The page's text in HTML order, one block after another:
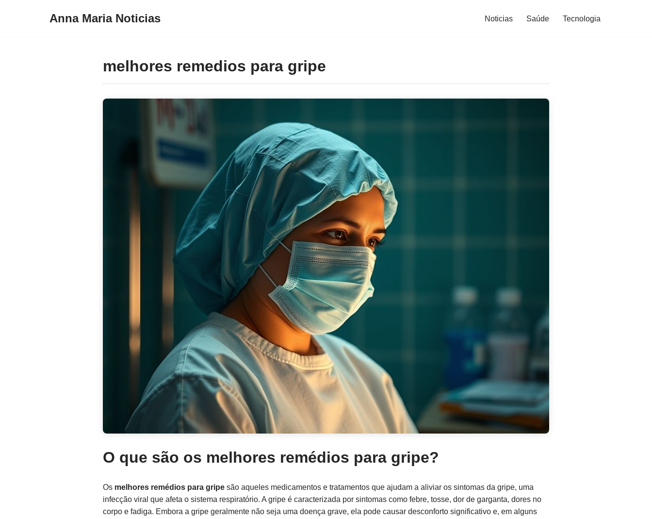
Anna Maria Noticias Noticias Saúde Tecnologia
melhores remedios para gripe
O que são os melhores remédios para gripe?
Os melhores remédios para gripe são aqueles medicamentos e tratamentos que ajudam a aliviar os sintomas da gripe, uma
infecção viral que afeta o sistema respiratório. A gripe é caracterizada por sintomas como febre, tosse, dor de garganta, dores no
corpo e fadiga. Embora a gripe geralmente não seja uma doença grave, ela pode causar desconforto significativo e, em alguns